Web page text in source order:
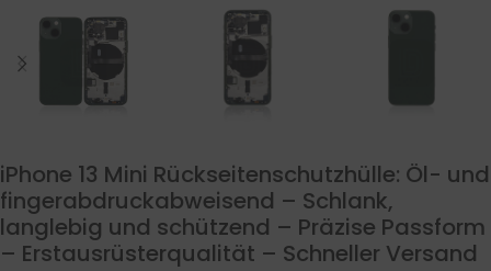
iPhone 13 Mini Rückseitenschutzhülle: Öl- und
fingerabdruckabweisend – Schlank,
langlebig und schützend – Präzise Passform
– Erstausrüsterqualität – Schneller Versand